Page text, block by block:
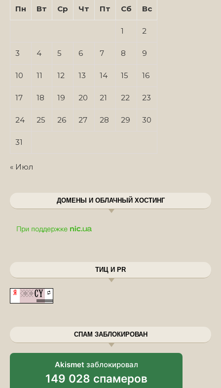
Пн
Вт Ср Чт Пт Сб Вс
1 2
3 4 5 6 7 8 9
10 11 12 13 14 15 16
17 18 19 20 21 22 23
24 25 26 27 28 29 30
31
« Июл
ДОМЕНЫ И ОБЛАЧНЫЙ ХОСТИНГ
ТИЦ И PR
СПАМ ЗАБЛОКИРОВАН
Akismet заблокировал
149 028 спамеров